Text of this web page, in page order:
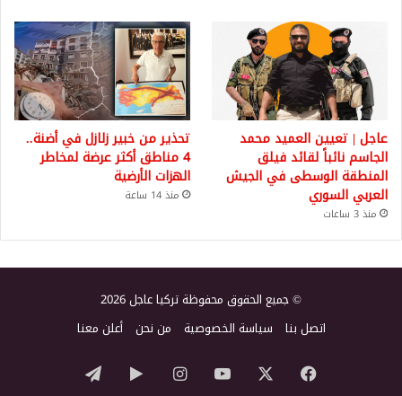
عاجل | تعيين العميد محمد
الجاسم نائباً لقائد فيلق
المنطقة الوسطى في الجيش
العربي السوري
منذ 3 ساعات
تحذير من خبير زلازل في أضنة..
4 مناطق أكثر عرضة لمخاطر
الهزات الأرضية
منذ 14 ساعة
© جميع الحقوق محفوظة تركيا عاجل 2026
اتصل بنا سياسة الخصوصية من نحن أعلن معنا
فيسبوك ‫YouTubeانستقرام‏Googleتيلقرام